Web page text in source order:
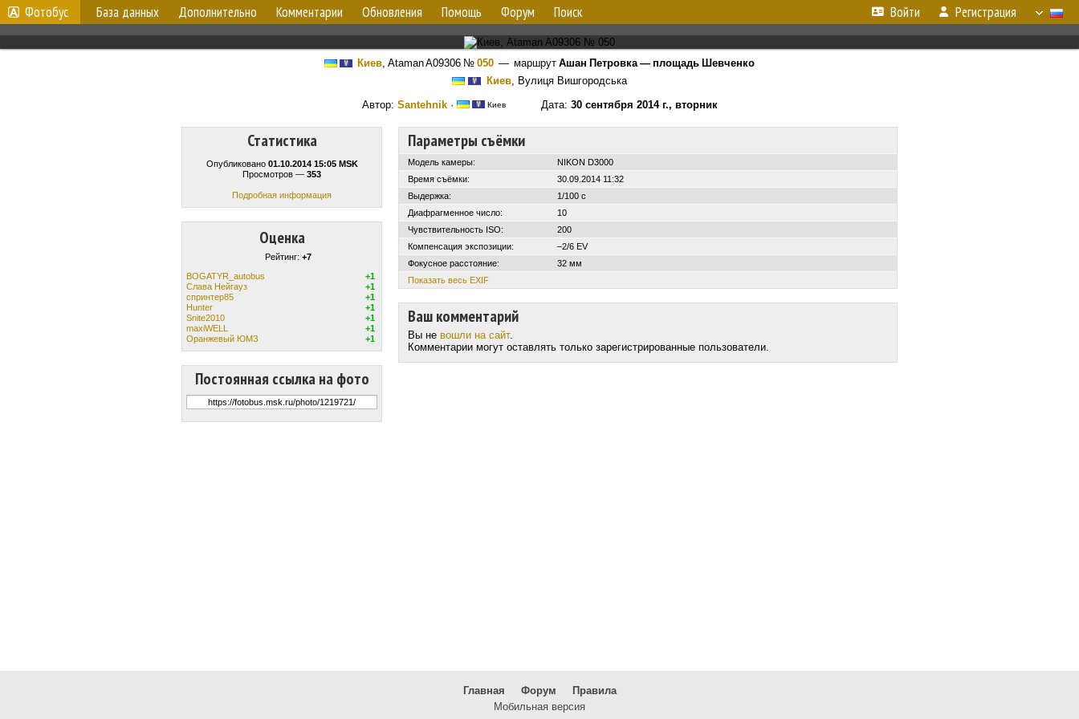
Фотобус База данных Дополнительно Комментарии Обновления Помощь Форум Поиск Войти Регистрация
Киев, Ataman A09306 № 050 — маршрут Ашан Петровка — площадь Шевченко
Киев, Вулиця Вишгородська
Автор: Santehnik· КиевДата: 30 сентября 2014 г., вторник
Статистика
Опубликовано 01.10.2014 15:05 MSK
Просмотров — 353
Подробная информация
Оценка
Рейтинг: +7
BOGATYR_autobus
+1
Слава Нейгауз
+1
спринтер85
+1
Hunter
+1
Snite2010
+1
maxiWELL
+1
Оранжевый ЮМЗ
+1
Постоянная ссылка на фото
Параметры съёмки
Модель камеры:
NIKON D3000
Время съёмки:
30.09.2014 11:32
Выдержка:
1/100 с
Диафрагменное число:
10
Чувствительность ISO:
200
Компенсация экспозиции:
–2/6 EV
Фокусное расстояние:
32 мм
Показать весь EXIF
Ваш комментарий
Вы не вошли на сайт.
Комментарии могут оставлять только зарегистрированные пользователи.
Главная Форум
Правила
Мобильная версия